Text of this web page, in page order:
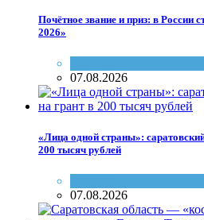
Почётное звание и приз: в России
2026»
07.08.2026
«Лица одной страны»:
200 тысяч рублей
07.08.2026